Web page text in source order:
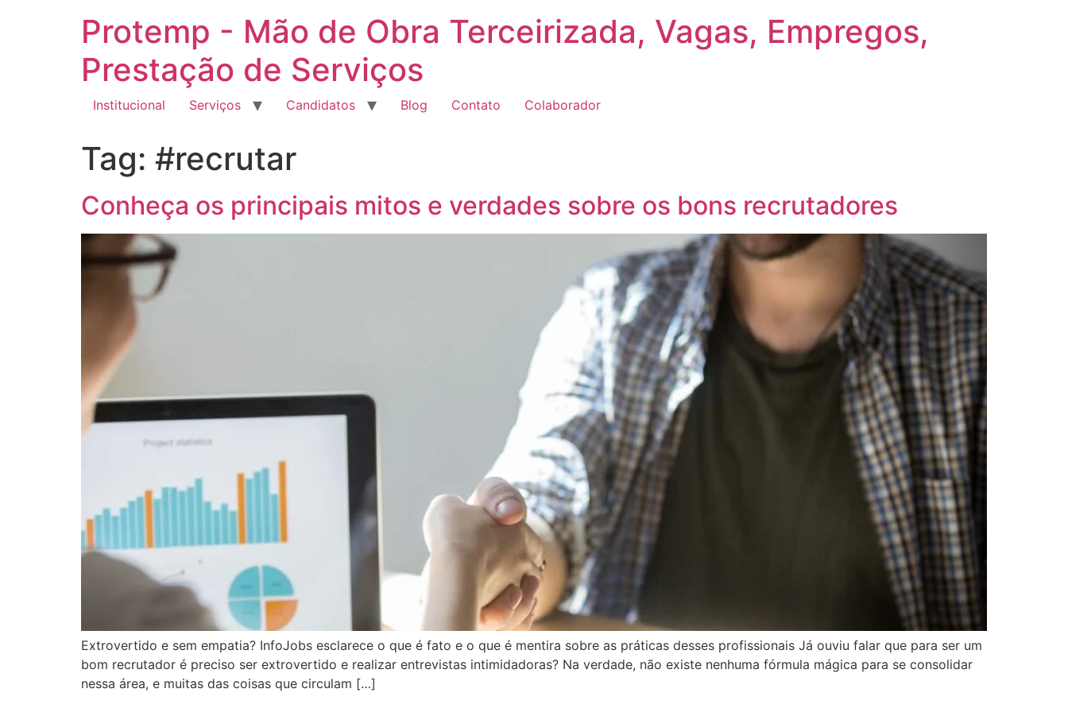
Protemp - Mão de Obra Terceirizada, Vagas, Empregos,
Prestação de Serviços
Institucional Serviços Candidatos Blog Contato Colaborador
Tag: #recrutar
Conheça os principais mitos e verdades sobre os bons recrutadores
Extrovertido e sem empatia? InfoJobs esclarece o que é fato e o que é mentira sobre as práticas desses profissionais Já ouviu falar que para ser um
bom recrutador é preciso ser extrovertido e realizar entrevistas intimidadoras? Na verdade, não existe nenhuma fórmula mágica para se consolidar
nessa área, e muitas das coisas que circulam […]